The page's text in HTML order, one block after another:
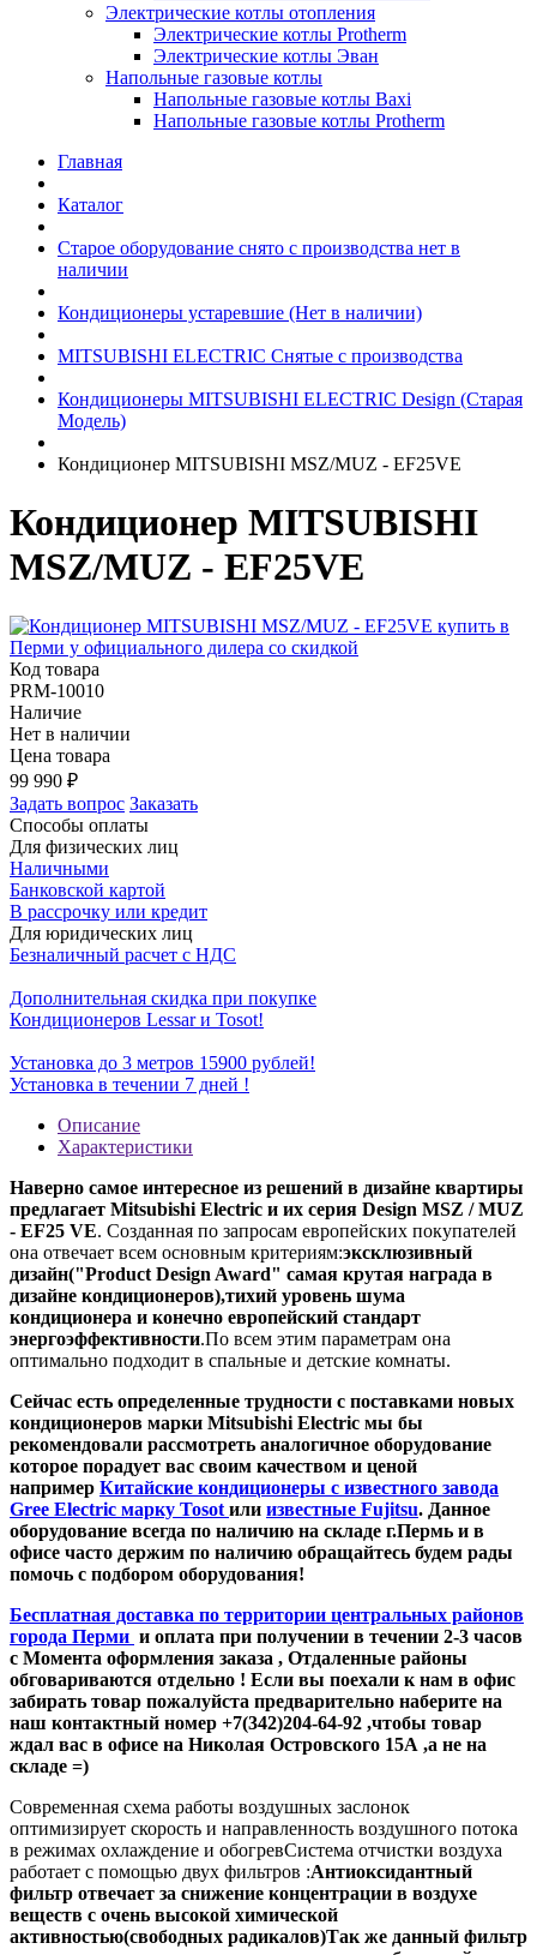
Электрические котлы отопления
Электрические котлы Protherm
Электрические котлы Эван
Напольные газовые котлы
Напольные газовые котлы Baxi
Напольные газовые котлы Protherm
Главная
Каталог
Старое оборудование снято с производства нет в
наличии
Кондиционеры устаревшие (Нет в наличии)
MITSUBISHI ELECTRIC Снятые с производства
Кондиционеры MITSUBISHI ELECTRIC Design (Старая
Модель)
Кондиционер MITSUBISHI MSZ/MUZ - EF25VE
Кондиционер MITSUBISHI
MSZ/MUZ - EF25VE
Код товара
PRM-10010
Наличие
Нет в наличии
Цена товара
99 990 ₽
Задать вопрос Заказать
Способы оплаты
Для физических лиц
Наличными
Банковской картой
В рассрочку или кредит
Для юридических лиц
Безналичный расчет с НДС
Дополнительная скидка при покупке
Кондиционеров Lessar и Tosot!
Установка до 3 метров 15900 рублей!
Установка в течении 7 дней !
Описание
Характеристики
Наверно самое интересное из решений в дизайне квартиры
предлагает Mitsubishi Electric и их серия Design MSZ / MUZ
- EF25 VE. Созданная по запросам европейских покупателей
она отвечает всем основным критериям:эксклюзивный
дизайн("Product Design Award" самая крутая награда в
дизайне кондиционеров),тихий уровень шума
кондиционера и конечно европейский стандарт
энергоэффективности.По всем этим параметрам она
оптимально подходит в спальные и детские комнаты.
Сейчас есть определенные трудности с поставками новых
кондиционеров марки Mitsubishi Electric мы бы
рекомендовали рассмотреть аналогичное оборудование
которое порадует вас своим качеством и ценой
например Китайские кондиционеры с известного завода
Gree Electric марку Tosot или известные Fujitsu. Данное
оборудование всегда по наличию на складе г.Пермь и в
офисе часто держим по наличию обращайтесь будем рады
помочь с подбором оборудования!
Бесплатная доставка по территории центральных районов
города Перми и оплата при получении в течении 2-3 часов
с Момента оформления заказа , Отдаленные районы
обговариваются отдельно ! Если вы поехали к нам в офис
забирать товар пожалуйста предварительно наберите на
наш контактный номер +7(342)204-64-92 ,чтобы товар
ждал вас в офисе на Николая Островского 15А ,а не на
складе =)
Современная схема работы воздушных заслонок
оптимизирует скорость и направленность воздушного потока
в режимах охлаждение и обогревСистема отчистки воздуха
работает с помощью двух фильтров :Антиоксидантный
фильтр отвечает за снижение концентрации в воздухе
веществ с очень высокой химической
активностью(свободных радикалов)Так же данный фильтр